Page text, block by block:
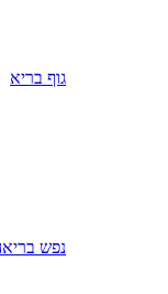
גוף בריא
נפש